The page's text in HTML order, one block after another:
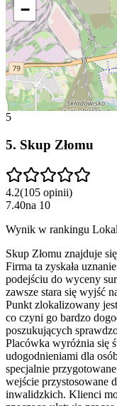
−
5
5. Skup Złomu
4.2(105 opinii)
7.40na 10
Wynik w rankingu
Skup Złomu znajduje
Firma ta zyskała
podejściu do wyceny
zawsze stara się wyjść
Punkt zlokalizowany
co czyni go bardzo
poszukujących
Placówka wyróżnia się
udogodnieniami dla
specjalnie
wejście przystosowane
inwalidzkich. Klienci